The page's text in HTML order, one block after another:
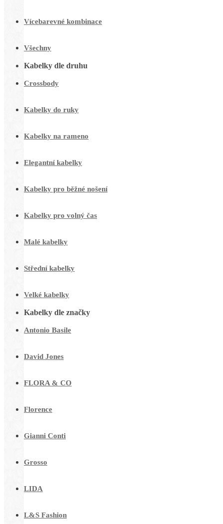
Vícebarevné kombinace
Všechny
Kabelky dle druhu
Crossbody
Kabelky do ruky
Kabelky na rameno
Elegantní kabelky
Kabelky pro běžné nošení
Kabelky pro volný čas
Malé kabelky
Střední kabelky
Velké kabelky
Kabelky dle značky
Antonio Basile
David Jones
FLORA & CO
Florence
Gianni Conti
Grosso
LIDA
L&S Fashion